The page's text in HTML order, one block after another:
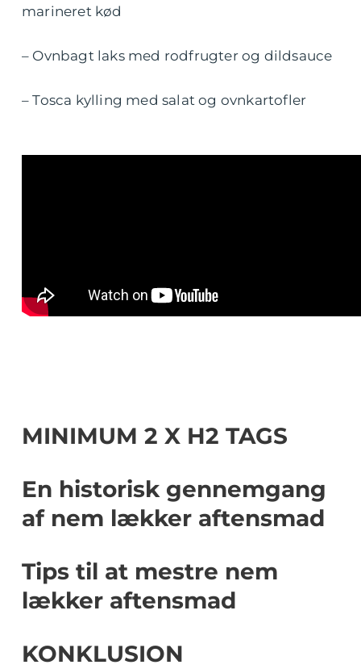
marineret kød
– Ovnbagt laks med rodfrugter og dildsauce
– Tosca kylling med salat og ovnkartofler
MINIMUM 2 X H2 TAGS
En historisk gennemgang
af nem lækker aftensmad
Tips til at mestre nem
lækker aftensmad
KONKLUSION